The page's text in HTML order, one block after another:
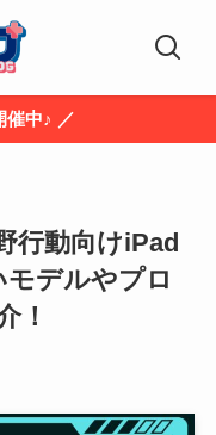
催中♪ ／
行動向けiPad
デルやプロ
！